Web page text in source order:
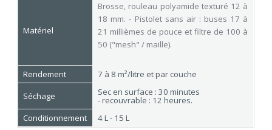
Matériel
Brosse, rouleau polyamide texturé 12 à
18 mm. - Pistolet sans air : buses 17 à
21 millièmes de pouce et filtre de 100 à
50 ("mesh" / maille).
Rendement
7 à 8 m²/litre et par couche
Séchage
Sec en surface : 30 minutes
- recouvrable : 12 heures.
Conditionnement
4 L - 15 L